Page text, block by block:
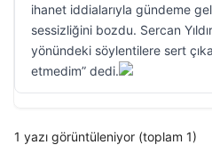
ihanet iddialarıyla gündeme
sessizliğini bozdu. Sercan
yönündeki söylentilere sert
etmedim” dedi.
1 yazı görüntüleniyor (toplam 1)